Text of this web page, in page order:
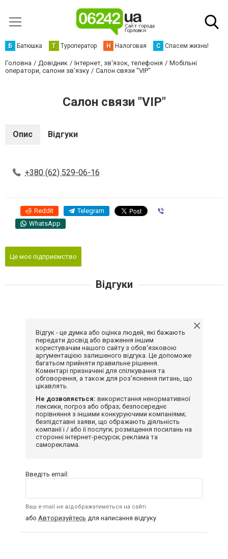
Б Батюшка Т Туроператор Н Налоговая С Спасем жизнь!
Головна Довідник Інтернет, зв'язок, телефонія
Мобільні
оператори, салони зв'язку
Салон связи "VIP"
Салон связи "VIP"
Опис Відгуки
+380 (62) 529-06-16
Reddit Telegram
WhatsApp
Це моє підприємство
Відгуки
Відгук - це думка або оцінка людей, які бажають
передати досвід або враження іншим
користувачам нашого сайту з обов'язковою
аргументацією залишеного відгука. Це допоможе
багатьом прийняти правильне рішення.
Коментарі призначені для спілкування та
обговорення, а також для роз'яснення питань, що
цікавлять.
Не дозволяється: використання ненормативної
лексики, погроз або образ; безпосереднє
порівняння з іншими конкуруючими компаніями;
безпідставні заяви, що ображають діяльність
компанії і / або її послуги; розміщення посилань на
сторонні інтернет-ресурси; реклама та
самореклама.
Введіть email:
Ваш e-mail не відображатиметься на сайті
або Авторизуйтесь для написання відгуку